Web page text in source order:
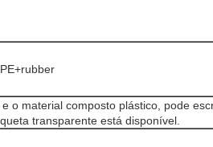
o material composto plástico, pode
transparente está disponível.